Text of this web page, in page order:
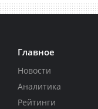
Главное
Новости
Аналитика
Рейтинги